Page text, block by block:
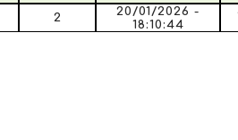
2
20/01/2026 -
18:10:44